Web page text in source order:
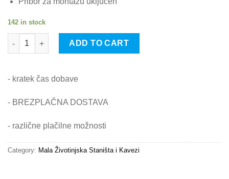
142 in stock
vidaXL Kutija za gniježđenje za piliće s 8 odjeljka metala
ADD TO CART
- kratek čas dobave
- BREZPLAČNA DOSTAVA
- različne plačilne možnosti
Category: Mala Životinjska Staništa i Kavezi